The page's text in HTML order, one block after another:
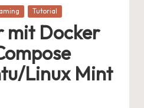
Tutorial
mit Docker
Linux Mint